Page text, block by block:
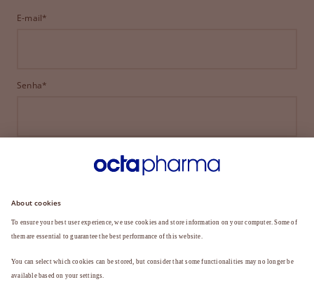
E-mail*
Senha*
ENTRAR
ESQUECEU SUA SENHA?
Ainda não é membro?